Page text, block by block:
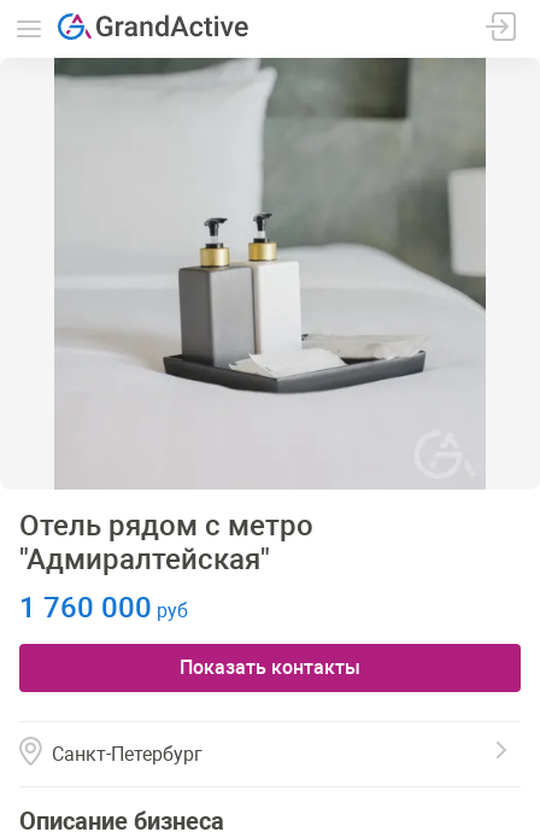
Отель рядом с метро
"Адмиралтейская"
1 760 000 руб
Показать контакты
Санкт-Петербург
Описание бизнеса